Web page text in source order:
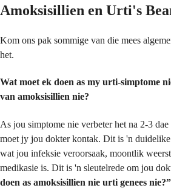
Amoksisillien en Urti's
Kom ons pak sommige van die mees
het.
Wat moet ek doen as my urti-simptome
van amoksisillien nie?
As jou simptome nie verbeter het na 2-3
moet jy jou dokter kontak. Dit is 'n
wat jou infeksie veroorsaak, moontlik
medikasie is. Dit is 'n sleutelrede om jou
doen as amoksisillien nie urti genees nie?”